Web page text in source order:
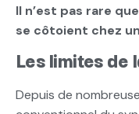
Il n’est pas rare
se côtoient chez
Les limites de
Depuis de